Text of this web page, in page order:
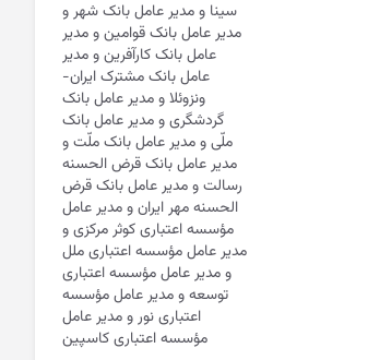
سینا و مدیر عامل بانک شهر و
مدیر عامل بانک قوامین و مدیر
عامل بانک کارآفرین و مدیر
عامل بانک مشترک ایران-
ونزوئلا و مدیر عامل بانک
گردشگری و مدیر عامل بانک
ملّی و مدیر عامل بانک ملّت و
مدیر عامل بانک قرض الحسنه
رسالت و مدیر عامل بانک قرض
الحسنه مهر ایران و مدیر عامل
مؤسسه اعتباری کوثر مرکزی و
مدیر عامل مؤسسه اعتباری ملل
و مدیر عامل مؤسسه اعتباری
توسعه و مدیر عامل مؤسسه
اعتباری نور و مدیر عامل
مؤسسه اعتباری کاسپین